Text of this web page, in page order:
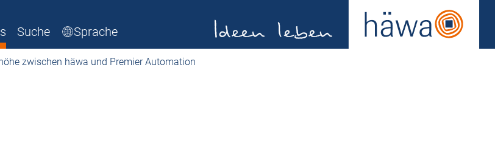
Suche Sprache
zwischen häwa und Premier Automation